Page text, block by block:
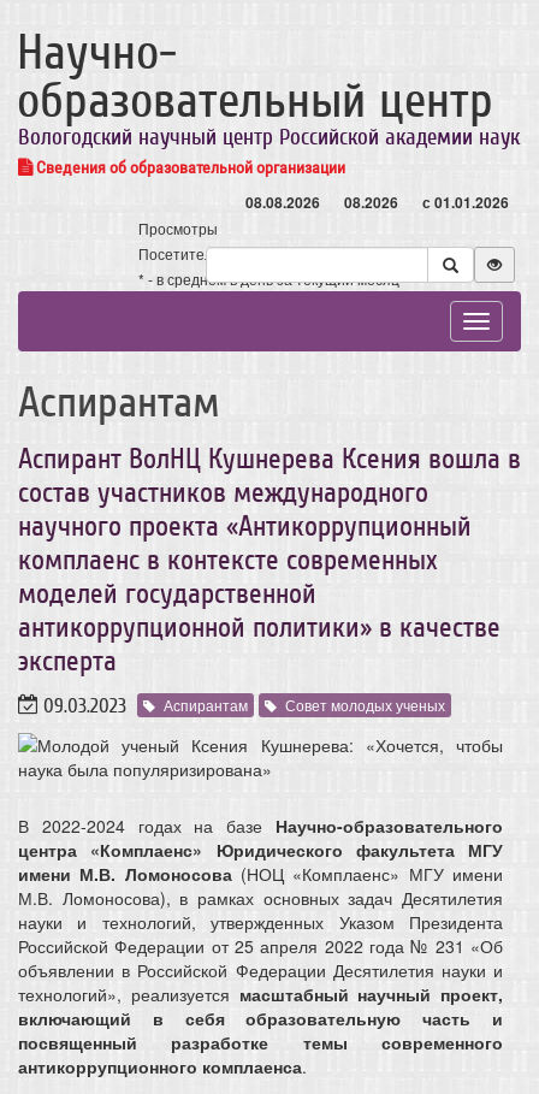
Научно-
образовательный центр
Вологодский научный центр Российской академии наук
Сведения об образовательной организации
08.08.2026 08.2026 с 01.01.2026
Просмотры
Посетители
* - в среднем в день за текущий месяц
Toggle
Аспирантам
Аспирант ВолНЦ Кушнерева Ксения вошла в
состав участников международного
научного проекта «Антикоррупционный
комплаенс в контексте современных
моделей государственной
антикоррупционной политики» в качестве
эксперта
09.03.2023 Аспирантам Совет молодых ученых
В 2022-2024 годах на базе Научно-образовательного
центра «Комплаенс» Юридического факультета МГУ
имени М.В. Ломоносова(НОЦ «Комплаенс» МГУ имени
М.В. Ломоносова), в рамках основных задач Десятилетия
науки и технологий, утвержденных Указом Президента
Российской Федерации от 25 апреля 2022 года № 231 «Об
объявлении в Российской Федерации Десятилетия науки и
технологий», реализуется масштабный научный проект,
включающий в себя образовательную часть и
посвященный разработке темы современного
антикоррупционного комплаенса.